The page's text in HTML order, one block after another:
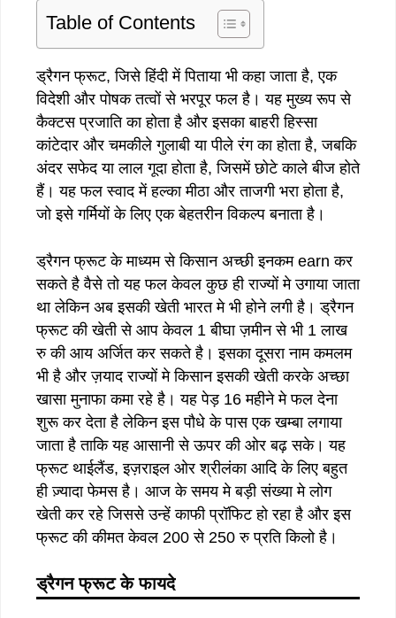
Table of Contents
ड्रैगन फ्रूट, जिसे हिंदी में पिताया भी कहा जाता है, एक
विदेशी और पोषक तत्वों से भरपूर फल है। यह मुख्य रूप से
कैक्टस प्रजाति का होता है और इसका बाहरी हिस्सा
कांटेदार और चमकीले गुलाबी या पीले रंग का होता है, जबकि
अंदर सफेद या लाल गूदा होता है, जिसमें छोटे काले बीज होते
हैं। यह फल स्वाद में हल्का मीठा और ताजगी भरा होता है,
जो इसे गर्मियों के लिए एक बेहतरीन विकल्प बनाता है।
ड्रैगन फ्रूट के माध्यम से किसान अच्छी इनकम earn कर
सकते है वैसे तो यह फल केवल कुछ ही राज्यों मे उगाया जाता
था लेकिन अब इसकी खेती भारत मे भी होने लगी है। ड्रैगन
फ्रूट की खेती से आप केवल 1 बीघा ज़मीन से भी 1 लाख
रु की आय अर्जित कर सकते है। इसका दूसरा नाम कमलम
भी है और ज़याद राज्यों मे किसान इसकी खेती करके अच्छा
खासा मुनाफा कमा रहे है। यह पेड़ 16 महीने मे फल देना
शुरू कर देता है लेकिन इस पौधे के पास एक खम्बा लगाया
जाता है ताकि यह आसानी से ऊपर की ओर बढ़ सके। यह
फ्रूट थाईलैंड, इज़राइल ओर श्रीलंका आदि के लिए बहुत
ही ज़्यादा फेमस है। आज के समय मे बड़ी संख्या मे लोग
खेती कर रहे जिससे उन्हें काफी प्रॉफिट हो रहा है और इस
फ्रूट की कीमत केवल 200 से 250 रु प्रति किलो है।
ड्रैगन फ्रूट के फायदे